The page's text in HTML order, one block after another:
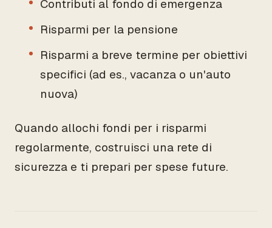
Contributi al fondo di emergenza
Risparmi per la pensione
Risparmi a breve termine per obiettivi
specifici (ad es., vacanza o un'auto
nuova)
Quando allochi fondi per i risparmi
regolarmente, costruisci una rete di
sicurezza e ti prepari per spese future.